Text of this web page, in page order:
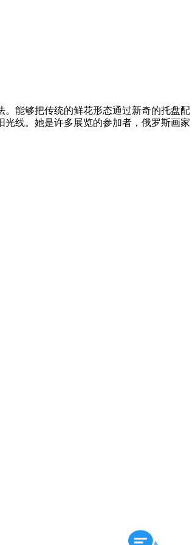
。能够把传统的鲜花形态通过新奇的托盘配
线。她是许多展览的参加者，俄罗斯画家